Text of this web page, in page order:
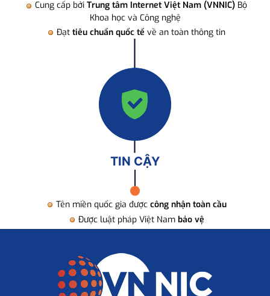
Cung cấp bởi Trung tâm Internet Việt Nam (VNNIC) Bộ
Khoa học và Công nghệ
Đạt tiêu chuẩn quốc tế về an toàn thông tin
TIN CẬY
Tên miền quốc gia được công nhận toàn cầu
Được luật pháp Việt Nam bảo vệ